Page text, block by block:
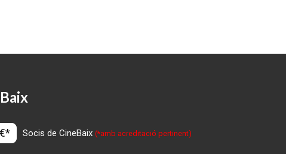
Socis de CineBaix(*amb acreditació pertinent)